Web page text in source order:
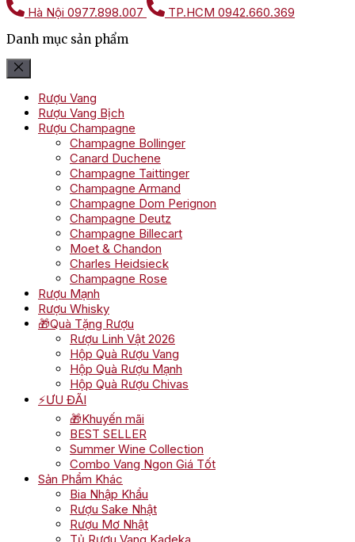
Hà Nội 0977.898.007 TP.HCM 0942.660.369
Danh mục sản phẩm
Rượu Vang
Rượu Vang Bịch
Rượu Champagne
Champagne Bollinger
Canard Duchene
Champagne Taittinger
Champagne Armand
Champagne Dom Perignon
Champagne Deutz
Champagne Billecart
Moet & Chandon
Charles Heidsieck
Champagne Rose
Rượu Mạnh
Rượu Whisky
🎁Quà Tặng Rượu
Rượu Linh Vật 2026
Hộp Quà Rượu Vang
Hộp Quà Rượu Mạnh
Hộp Quà Rượu Chivas
⚡ƯU ĐÃI
🎁Khuyến mãi
BEST SELLER
Summer Wine Collection
Combo Vang Ngon Giá Tốt
Sản Phẩm Khác
Bia Nhập Khẩu
Rượu Sake Nhật
Rượu Mơ Nhật